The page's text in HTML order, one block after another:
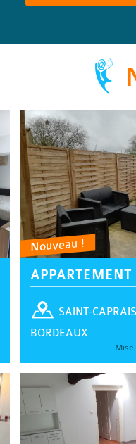
Nouveau !
APPARTEMENT
SAINT-
BORDEAUX
Mise